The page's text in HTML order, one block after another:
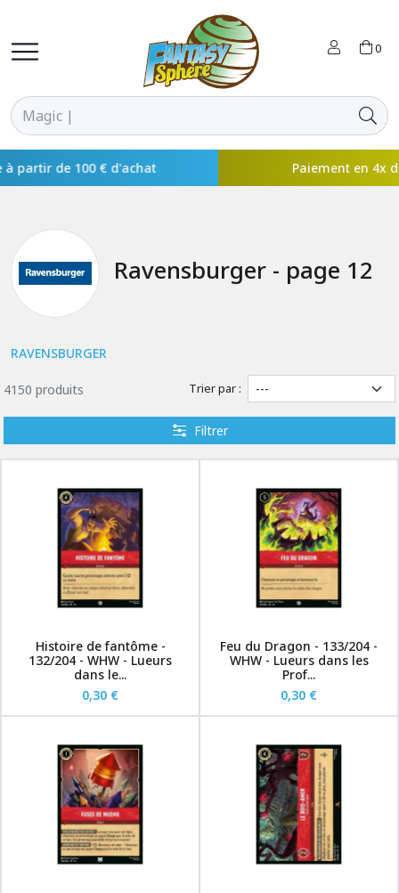
0
Paiement en 4x disponible avec
Ravensburger - page 12
RAVENSBURGER
4150 produits Trier par :
Filtrer
Histoire de fantôme -
132/204 - WHW - Lueurs
dans le...
0,30 €
Feu du Dragon - 133/204 -
WHW - Lueurs dans les
Prof...
0,30 €